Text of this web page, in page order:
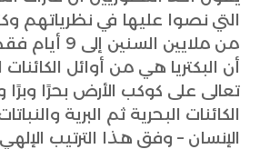
التي نصوا عليها في نظرياتهم
من ملايين
أن البكتريا هي من أوائل
تعالى على كوكب الأرض بحرًا
الكائنات البحرية ثم البرية
الإنسان – وفق هذا الترتيب